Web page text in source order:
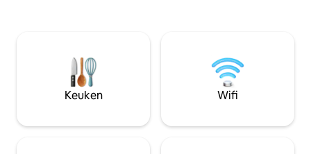
bezitten en te beheren en begrijpen
hoe we het net zo gastvrij kunnen
maken voor jou als voor ons eigen gezin.
Ons licentienummer is BCA-78954.
Boomhut, grote
Huisdieren zijn
🔥Open haard ✺
Hot Spring
Keuken Wifi